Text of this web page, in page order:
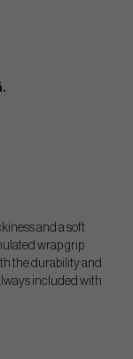
and a soft
wrap grip
the durability and
included with